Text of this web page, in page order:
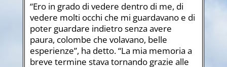
“Ero in grado di vedere dentro di me, di
vedere molti occhi che mi guardavano e di
poter guardare indietro senza avere
paura, colombe che volavano, belle
esperienze”, ha detto. “La mia memoria a
breve termine stava tornando grazie alle